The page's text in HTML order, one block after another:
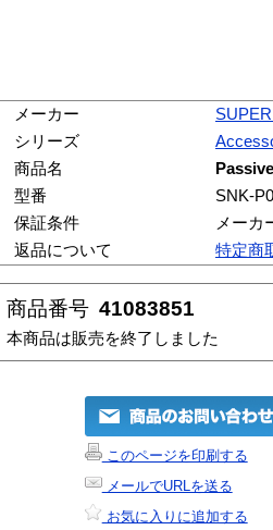
メーカー
シリーズ
商品名
型番
SNK-
保証条件
メーカ
返品について
特定商
商品番号 41083851
本商品は販売を終了しました
このページを印刷する
メールでURLを送る
お気に入りに追加する